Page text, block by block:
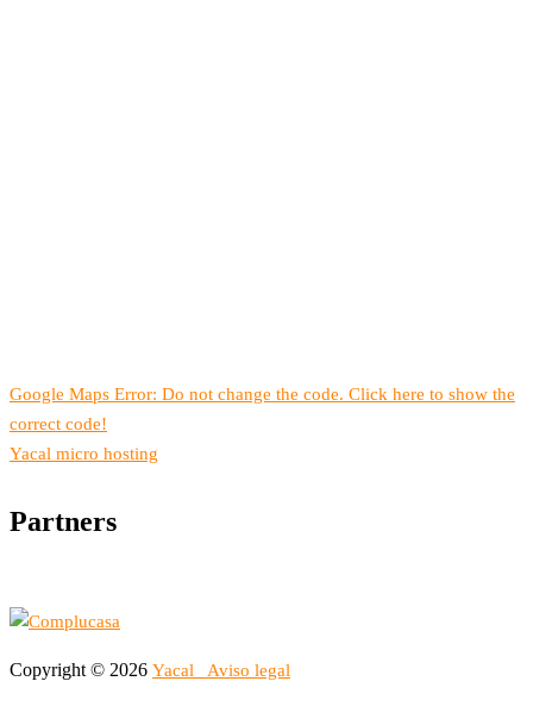
Google Maps Error: Do not change the code. Click here to show the
correct code!
Yacal micro hosting
Partners
Copyright © 2026 Yacal Aviso legal